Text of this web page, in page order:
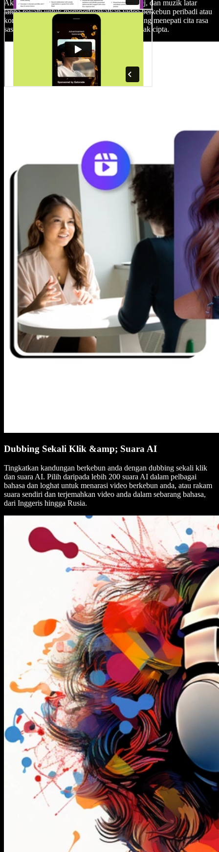
Akses koleksi besar klip video berkebun, imej, dan muzik latar
tanpa royalti untuk mempertingkatkan video berkebun peribadi atau
komersial anda, serta mencipta kandungan yang menepati cita rasa
sasaran tanpa perlu risau tentang kebenaran hak cipta.
Dubbing Sekali Klik &amp; Suara AI
Tingkatkan kandungan berkebun anda dengan dubbing sekali klik
dan suara AI. Pilih daripada lebih 200 suara AI dalam pelbagai
bahasa dan loghat untuk menarasi video berkebun anda, atau rakam
suara sendiri dan terjemahkan video anda dalam sebarang bahasa,
dari Inggeris hingga Rusia.